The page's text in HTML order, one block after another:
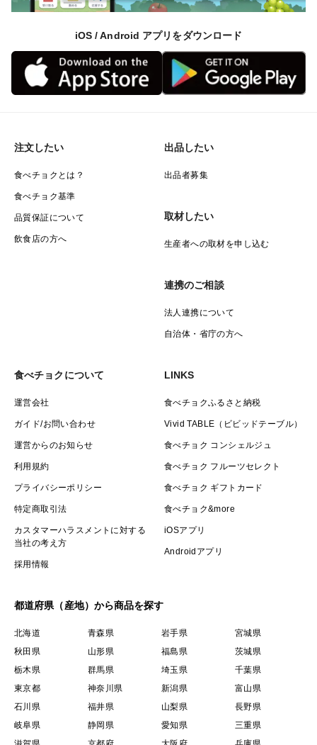
iOS / Android アプリをダウンロード
注文したい
食べチョクとは？
食べチョク基準
品質保証について
飲食店の方へ
出品したい
出品者募集
取材したい
生産者への取材を申し込む
連携のご相談
法人連携について
自治体・省庁の方へ
食べチョクについて
運営会社
ガイド/お問い合わせ
運営からのお知らせ
利用規約
プライバシーポリシー
特定商取引法
カスタマーハラスメントに対する
当社の考え方
採用情報
LINKS
食べチョクふるさと納税
Vivid TABLE（ビビッドテーブル）
食べチョク コンシェルジュ
食べチョク フルーツセレクト
食べチョク ギフトカード
食べチョク&more
iOSアプリ
Androidアプリ
都道府県（産地）から商品を探す
北海道 青森県 岩手県
宮城県
秋田県
山形県 福島県
茨城県
栃木県
群馬県 埼玉県
千葉県
東京都
神奈川県 新潟県
富山県
石川県
福井県 山梨県
長野県
岐阜県
静岡県 愛知県
三重県